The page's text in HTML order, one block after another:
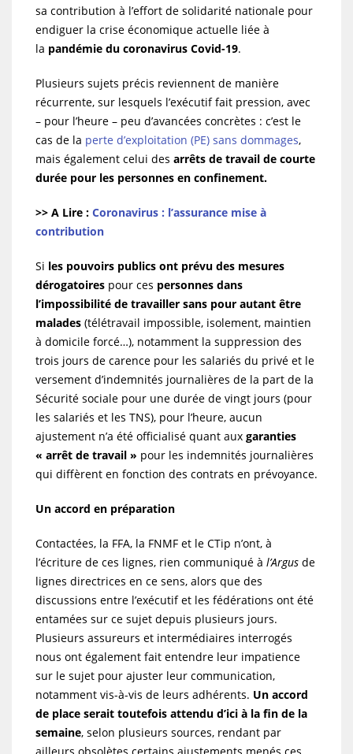
sa contribution à l’effort de solidarité nationale pour
endiguer la crise économique actuelle liée à
la pandémie du coronavirus Covid-19.
Plusieurs sujets précis reviennent de manière
récurrente, sur lesquels l’exécutif fait pression, avec
– pour l’heure – peu d’avancées concrètes : c’est le
cas de la perte d’exploitation (PE) sans dommages,
mais également celui des arrêts de travail de courte
durée pour les personnes en confinement.
>> A Lire : Coronavirus : l’assurance mise à
contribution
Si les pouvoirs publics ont prévu des mesures
dérogatoires pour ces personnes dans
l’impossibilité de travailler sans pour autant être
malades (télétravail impossible, isolement, maintien
à domicile forcé…), notamment la suppression des
trois jours de carence pour les salariés du privé et le
versement d’indemnités journalières de la part de la
Sécurité sociale pour une durée de vingt jours (pour
les salariés et les TNS), pour l’heure, aucun
ajustement n’a été officialisé quant aux garanties
« arrêt de travail » pour les indemnités journalières
qui diffèrent en fonction des contrats en prévoyance.
Un accord en préparation
Contactées, la FFA, la FNMF et le CTip n’ont, à
l’écriture de ces lignes, rien communiqué à l’Argus de
lignes directrices en ce sens, alors que des
discussions entre l’exécutif et les fédérations ont été
entamées sur ce sujet depuis plusieurs jours.
Plusieurs assureurs et intermédiaires interrogés
nous ont également fait entendre leur impatience
sur le sujet pour ajuster leur communication,
notamment vis-à-vis de leurs adhérents. Un accord
de place serait toutefois attendu d’ici à la fin de la
semaine, selon plusieurs sources, rendant par